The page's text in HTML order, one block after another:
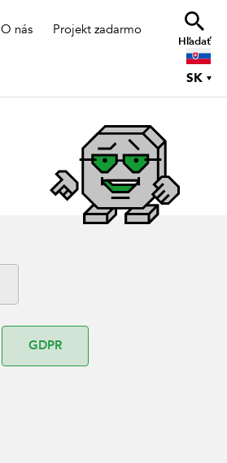
O nás Projekt zadarmo
Hľadať
SK
GDPR